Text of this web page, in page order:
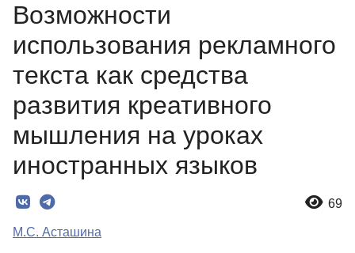
Регистрация
Возможности
использования рекламного
текста как средства
развития креативного
мышления на уроках
иностранных языков
69
М.C. Асташина